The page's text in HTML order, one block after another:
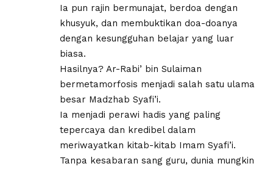
Ia pun rajin bermunajat, berdoa dengan
khusyuk, dan membuktikan doa-doanya
dengan kesungguhan belajar yang luar
biasa.​
Hasilnya? Ar-Rabi’ bin Sulaiman
bermetamorfosis menjadi salah satu ulama
besar Madzhab Syafi’i.
Ia menjadi perawi hadis yang paling
tepercaya dan kredibel dalam
meriwayatkan kitab-kitab Imam Syafi’i.
Tanpa kesabaran sang guru, dunia mungkin